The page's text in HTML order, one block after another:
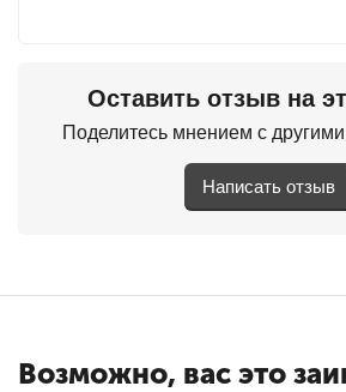
Оставить отзыв на
Поделитесь мнением с
Написать отзыв
Возможно, вас это